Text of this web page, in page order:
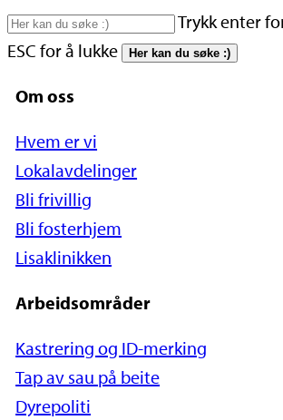
Skip
to
content
Trykk enter
ESC for å lukke
Her kan du søke :)
Om oss
Hvem er vi
Lokalavdelinger
Bli frivillig
Bli fosterhjem
Lisaklinikken
Arbeidsområder
Kastrering og ID-merking
Tap av sau på beite
Dyrepoliti